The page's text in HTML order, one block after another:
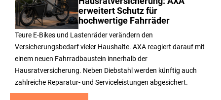
erweitert Schutz für
hochwertige Fahrräder
Teure E-Bikes und Lastenräder verändern den
Versicherungsbedarf vieler Haushalte. AXA reagiert darauf mit
einem neuen Fahrradbaustein innerhalb der
Hausratversicherung. Neben Diebstahl werden künftig auch
zahlreiche Reparatur- und Serviceleistungen abgesichert.